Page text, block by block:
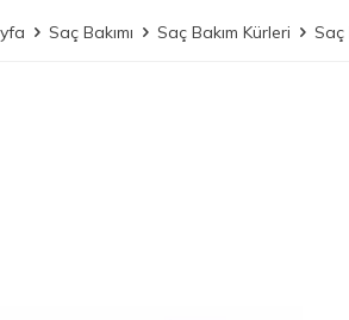
Saç Bakımı Saç Bakım Kürleri Saç